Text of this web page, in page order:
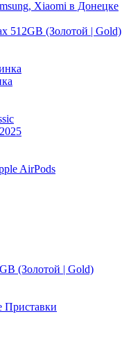
AirPods
Приставки